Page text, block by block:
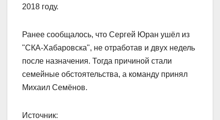
2018 году.
Ранее сообщалось, что Сергей Юран ушёл из
"СКА-Хабаровска", не отработав и двух недель
после назначения. Тогда причиной стали
семейные обстоятельства, а команду принял
Михаил Семёнов.
Источник: